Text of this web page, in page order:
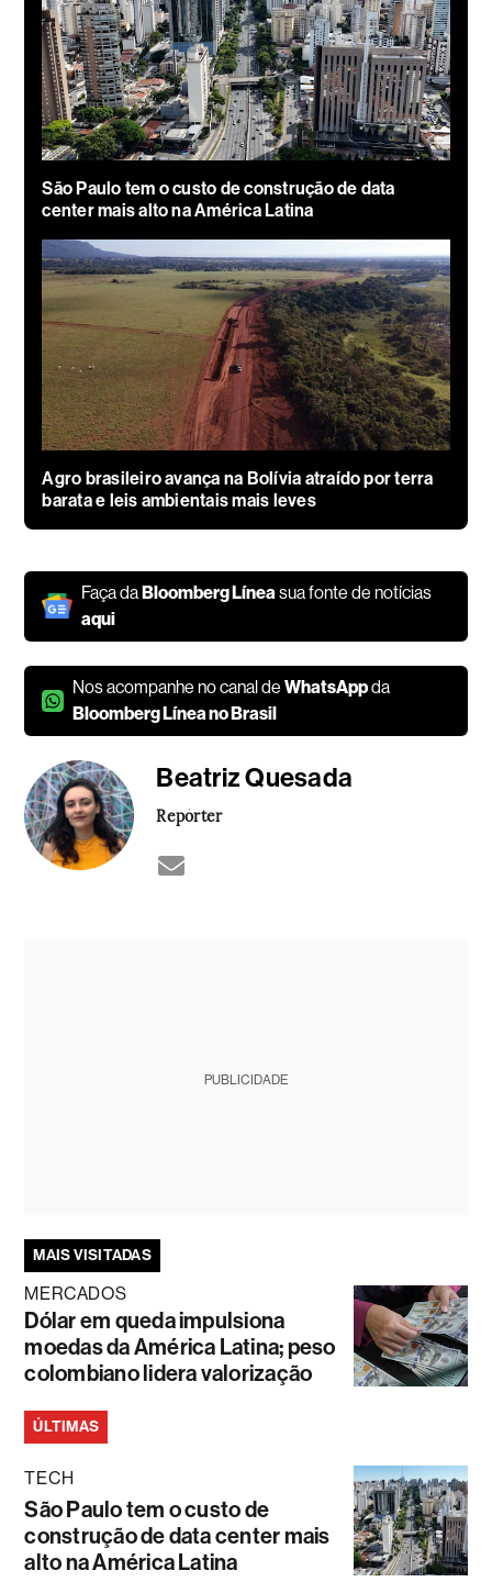
São Paulo tem o custo de construção de data
center mais alto na América Latina
Agro brasileiro avança na Bolívia atraído por terra
barata e leis ambientais mais leves
Faça daBloomberg Línea sua fonte de notícias
aqui
Nos acompanhe no canal deWhatsAppda
Bloomberg Línea no Brasil
Beatriz Quesada
Repórter
PUBLICIDADE
MAIS VISITADAS
MERCADOS
Dólar em queda impulsiona
moedas da América Latina; peso
colombiano lidera valorização
ÚLTIMAS
TECH
São Paulo tem o custo de
construção de data center mais
alto na América Latina